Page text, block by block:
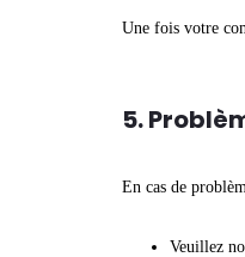
Une fois votre
5.
En cas de
Veuillez